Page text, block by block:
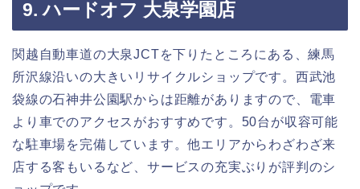
9. ハードオフ 大泉学園店
関越自動車道の大泉JCTを下りたところにある、練馬
所沢線沿いの大きいリサイクルショップです。西武池
袋線の石神井公園駅からは距離がありますので、電車
より車でのアクセスがおすすめです。50台が収容可能
な駐車場を完備しています。他エリアからわざわざ来
店する客もいるなど、サービスの充実ぶりが評判のシ